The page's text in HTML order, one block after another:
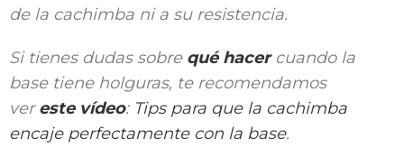
de la cachimba ni a su resistencia.
Si tienes dudas sobre qué hacercuando la
base tiene holguras, te recomendamos
vereste vídeo: Tips para que la cachimba
encaje perfectamente con la base.